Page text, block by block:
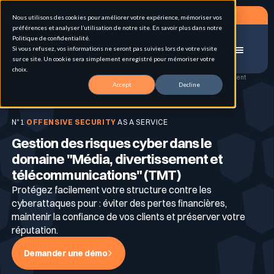
Nous utilisons des cookies pour améliorer votre expérience, mémoriser vos
préférences et analyser l’utilisation de notre site. En savoir plus dans notre
Politique de confidentialité.
Si vous refusez, vos informations ne seront pas suivies lors de votre visite
sur ce site. Un cookie sera simplement enregistré pour mémoriser votre
choix.
Accept Decline
Gestion de la surface d'attaque externe (EASM)
Pentest hybrid automatisé en continu
Cas d'usage
Attack Surface Management
Inventaire & Classification des Actifs
Tests d’intrusion
Pour qui
Personas
Planifier un RDV
Menu
Logiciel de gestion des risques Consommation et divertissement
N°1 OFFENSIVE SECURITY AS A SERVICE
Gestion des risques cyber dans le
domaine "Média, divertissement et
télécommunications" (TMT)
Protégez facilement votre structure contre les
cyberattaques pour : éviter des pertes financières,
maintenir la confiance de vos clients et préserver votre
réputation.
Demander une démo